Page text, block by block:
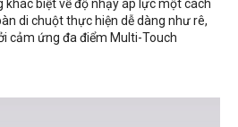
biệt về độ nhạy áp lực một cách
di chuột thực hiện dễ dàng như rê,
cảm ứng đa điểm Multi-Touch